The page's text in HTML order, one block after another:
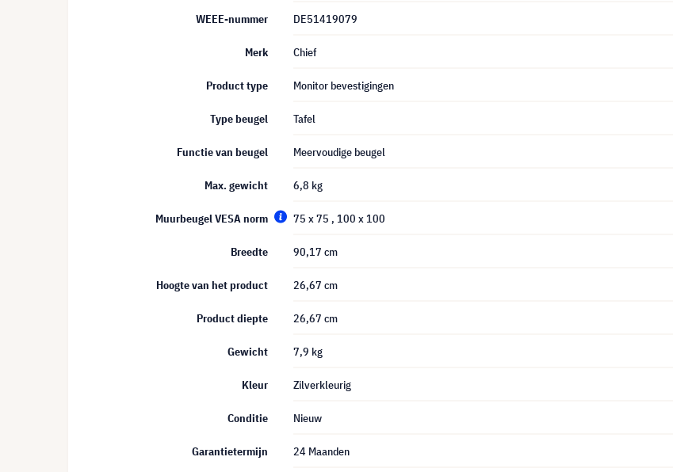
WEEE-nummer DE51419079
Merk Chief
Product type Monitor bevestigingen
Type beugel Tafel
Functie van beugel Meervoudige beugel
Max. gewicht 6,8 kg
Muurbeugel VESA norm 75 x 75 , 100 x 100
Breedte 90,17 cm
Hoogte van het product 26,67 cm
Product diepte 26,67 cm
Gewicht 7,9 kg
Kleur Zilverkleurig
Conditie Nieuw
Garantietermijn 24 Maanden